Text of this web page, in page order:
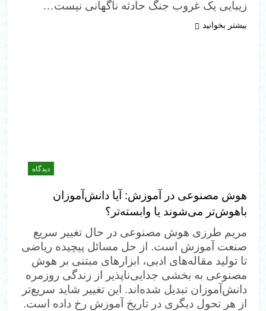
زیبایی یک غروب جنگ حادثه ناگهانی نیست…
بیشتر بخوانید
دیدگاه
هوش مصنوعی در آموزش: آیا دانش‌آموزان
باهوش‌تر می‌شوند یا وابسته‌تر؟
مریم طرزی هوش مصنوعی در حال تغییر سریع
صنعت آموزش است. از حل مسائل پیچیده ریاضی
تا تولید مقاله‌های ادبی، ابزارهای مبتنی بر هوش
مصنوعی به بخشی جدایی‌ناپذیر از زندگی روزمره
دانش‌آموزان تبدیل شده‌اند. این تغییر شاید سریع‌تر
از هر تحول دیگری در تاریخ آموزش رخ داده است.